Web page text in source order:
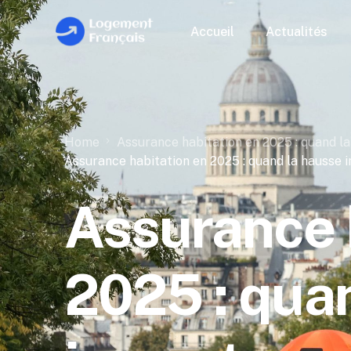
Accueil Actualités
Home Assurance habitation en 2025 : quand
Assurance habitation en 2025 : quand la
2025 :